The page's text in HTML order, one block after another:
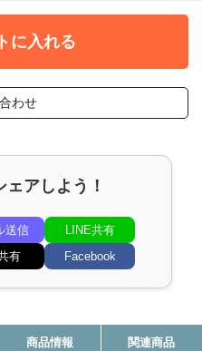
に入れる
わせ
アしよう！
送信
LINE共有
有 Facebook
商品情報 関連商品